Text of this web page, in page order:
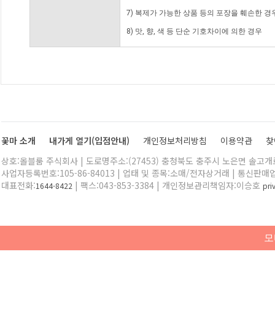
7) 복제가 가능한 상품 등의 포장을 훼손한 경
8) 맛, 향, 색 등 단순 기호차이에 의한 경우
꽃마 소개 내가게 열기(입점안내) 개인정보처리방침 이용약관
상호:올블룸 주식회사 | 도로명주소:(27453) 충청북도 충주시 노은면 솔고
사업자등록번호:105-86-84013 | 업태 및 종목:소매/전자상거래 | 통신판매
대표전화:1644-8422 | 팩스:043-853-3384 | 개인정보관리책임자:이승호